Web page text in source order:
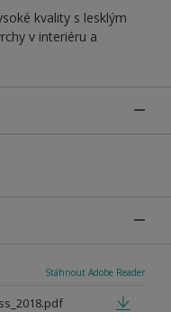
kvality s lesklým
v interiéru a
Stáhnout Adobe Reader